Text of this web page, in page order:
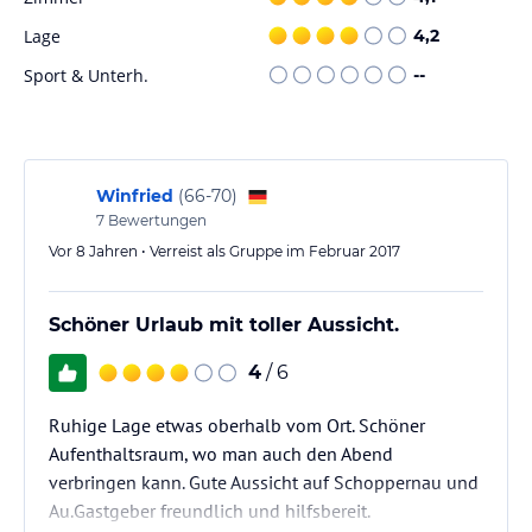
Sport und Unterhaltung
In der Umgebung der Fernblick Frühstückspension gibt es
zahlreiche Möglichkeiten für Outdoor-Aktivitäten. Sie können
wandern, skifahren, radfahren oder den Wasserpark direkt an der
Hinweis: Verfasst von HolidayCheck mit Hilfe von KI. Alle
Angaben ohne Gewähr. Bitte lies vor der Buchung die
verbindlichenAngebotsdetails
Lage 4,2
Sport & Unterh. --
Winfried (66-70)
7 Bewertungen
Vor 8 Jahren • Verreist als Gruppe im Februar 2017
Schöner Urlaub mit toller Aussicht.
4 / 6
Ruhige Lage etwas oberhalb vom Ort. Schöner
Aufenthaltsraum, wo man auch den Abend
verbringen kann. Gute Aussicht auf Schoppernau und
Au.Gastgeber freundlich und hilfsbereit.